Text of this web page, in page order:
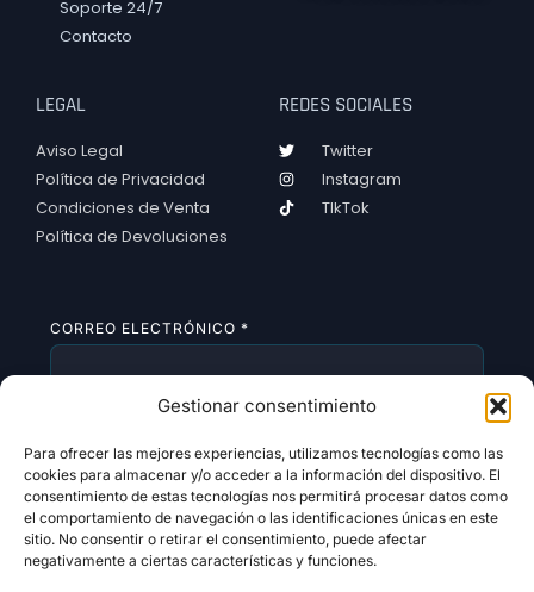
Gestionar consentimiento
Para ofrecer las mejores experiencias, utilizamos tecnologías como las
cookies para almacenar y/o acceder a la información del dispositivo. El
consentimiento de estas tecnologías nos permitirá procesar datos como
el comportamiento de navegación o las identificaciones únicas en este
sitio. No consentir o retirar el consentimiento, puede afectar
negativamente a ciertas características y funciones.
Soporte 24/7
Contacto
LEGAL
Aviso Legal
Política de Privacidad
Condiciones de Venta
Política de Devoluciones
REDES SOCIALES
Twitter
Instagram
TIkTok
CORREO ELECTRÓNICO *